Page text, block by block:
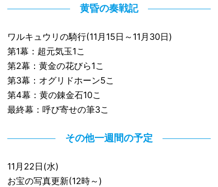
黄昏の奏戦記
ワルキュウリの騎行(11月15日～11月30日)
第1幕：超元気玉1こ
第2幕：黄金の花びら1こ
第3幕：オグリドホーン5こ
第4幕：黄の錬金石10こ
最終幕：呼び寄せの筆3こ
その他一週間の予定
11月22日(水)
お宝の写真更新(12時～)